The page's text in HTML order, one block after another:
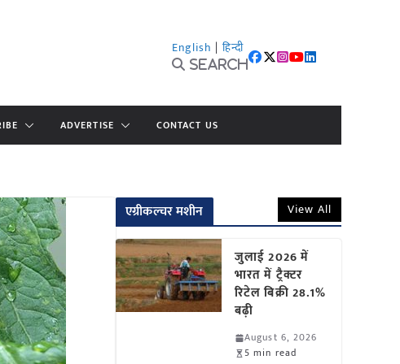
English | हिन्दी
Search
ADVERTISE CONTACT US
एग्रीकल्चर मशीन View All
जुलाई 2026 में
भारत में ट्रैक्टर
रिटेल बिक्री 28.1%
बढ़ी
August 6, 2026
5 min read